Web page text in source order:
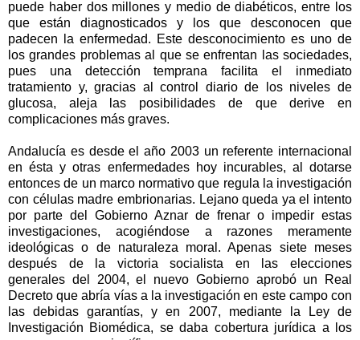
puede haber dos millones y medio de diabéticos, entre los
que están diagnosticados y los que desconocen que
padecen la enfermedad. Este desconocimiento es uno de
los grandes problemas al que se enfrentan las sociedades,
pues una detección temprana facilita el inmediato
tratamiento y, gracias al control diario de los niveles de
glucosa, aleja las posibilidades de que derive en
complicaciones más graves.
Andalucía es desde el año 2003 un referente internacional
en ésta y otras enfermedades hoy incurables, al dotarse
entonces de un marco normativo que regula la investigación
con células madre embrionarias. Lejano queda ya el intento
por parte del Gobierno Aznar de frenar o impedir estas
investigaciones, acogiéndose a razones meramente
ideológicas o de naturaleza moral. Apenas siete meses
después de la victoria socialista en las elecciones
generales del 2004, el nuevo Gobierno aprobó un Real
Decreto que abría vías a la investigación en este campo con
las debidas garantías, y en 2007, mediante la Ley de
Investigación Biomédica, se daba cobertura jurídica a los